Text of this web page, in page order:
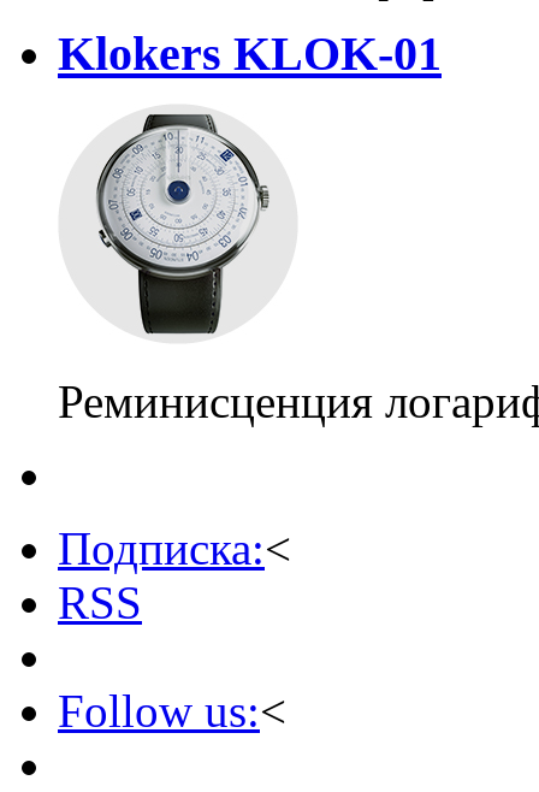
Klokers KLOK-01
Реминисценция
Подписка:<
RSS
Follow us:<